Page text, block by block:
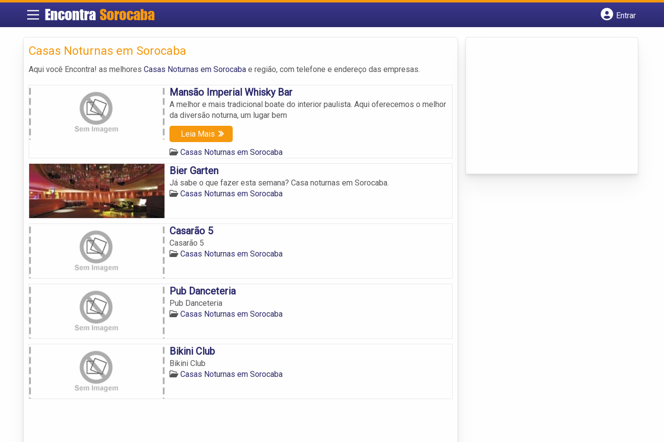
Encontra Sorocaba
Entrar
Casas Noturnas em Sorocaba
Aqui você Encontra! as melhores Casas Noturnas em Sorocaba e região, com telefone e endereço das empresas.
Mansão Imperial Whisky Bar
A melhor e mais tradicional boate do interior paulista. Aqui oferecemos o melhor
da diversão noturna, um lugar bem
Leia Mais
Casas Noturnas em Sorocaba
Bier Garten
Já sabe o que fazer esta semana? Casa noturnas em Sorocaba.
Casas Noturnas em Sorocaba
Casarão 5
Casarão 5
Casas Noturnas em Sorocaba
Pub Danceteria
Pub Danceteria
Casas Noturnas em Sorocaba
Bikini Club
Bikini Club
Casas Noturnas em Sorocaba